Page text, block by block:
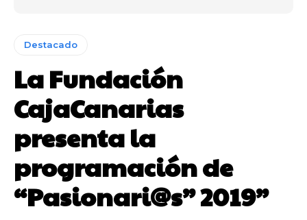
Destacado
La Fundación
CajaCanarias
presenta la
programación de
“Pasionari@s” 2019”